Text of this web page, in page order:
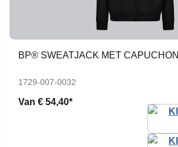
BP® SWEATJACK MET CAPUCHON
1729-007-0032
Van € 54,40*